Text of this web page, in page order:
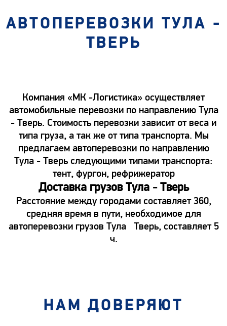
АВТОПЕРЕВОЗКИ ТУЛА -
ТВЕРЬ
Компания «МК -Логистика» осуществляет
автомобильные перевозки по направлению Тула
- Тверь. Стоимость перевозки зависит от веса и
типа груза, а так же от типа транспорта. Мы
предлагаем автоперевозки по направлению
Тула - Тверь следующими типами транспорта:
тент, фургон, рефрижератор
Доставка грузов Тула - Тверь
Расстояние между городами составляет 360,
средняя время в пути, необходимое для
автоперевозки грузов Тула Тверь, составляет 5
ч.
НАМ ДОВЕРЯЮТ